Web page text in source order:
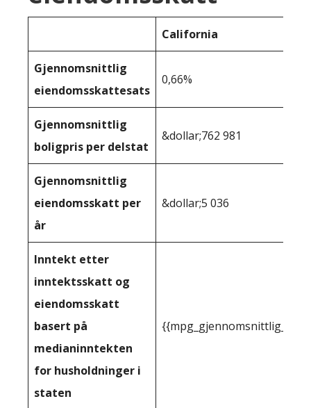
California
Gjennomsnittlig
eiendomsskattesats
0,66%
Gjennomsnittlig
boligpris per delstat
&dollar;762 981
Gjennomsnittlig
eiendomsskatt per
år
&dollar;5 036
Inntekt etter
inntektsskatt og
eiendomsskatt
basert på
medianinntekten
for husholdninger i
staten